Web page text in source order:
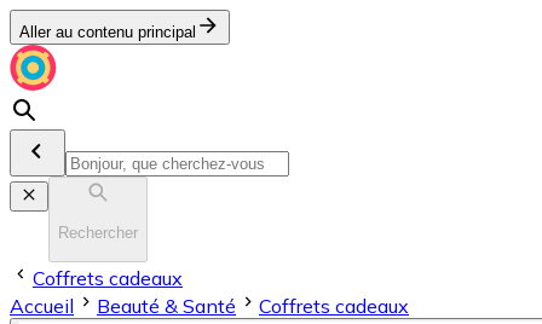
Aller au contenu principal
Rechercher
Coffrets cadeaux
Accueil
Beauté & Santé Coffrets cadeaux